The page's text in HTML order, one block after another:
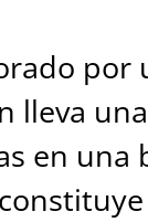
por
lleva
en una